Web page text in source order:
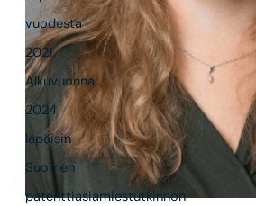
vuodesta
2021.
Alkuvuonna
2024
läpäisin
Suomen
patenttiasiamiestutkinnon